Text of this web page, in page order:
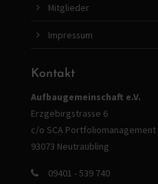
Mitglieder
Impressum
Kontakt
Aufbaugemeinschaft e.V.
Erzgebirgstrasse 6
c/o SCA Portfoliomanagement
93073 Neutraubling
09401 - 539 740